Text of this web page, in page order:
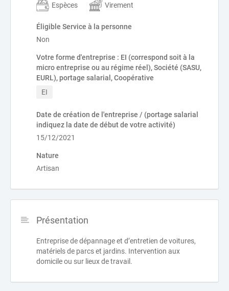
Espèces
Virement
Éligible Service à la personne
Non
Votre forme d'entreprise : EI (correspond soit à la
micro entreprise ou au régime réel), Société (SASU,
EURL), portage salarial, Coopérative
EI
Date de création de l'entreprise / (portage salarial
indiquez la date de début de votre activité)
15/12/2021
Nature
Artisan
Présentation
Entreprise de dépannage et d’entretien de voitures,
matériels de parcs et jardins. Intervention aux
domicile ou sur lieux de travail.